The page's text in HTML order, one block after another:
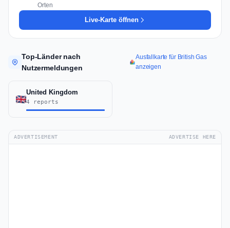
Orten
Live-Karte öffnen
Top-Länder nach
Nutzermeldungen
Ausfallkarte für British Gas
anzeigen
United Kingdom
4 reports
ADVERTISEMENT ADVERTISE HERE